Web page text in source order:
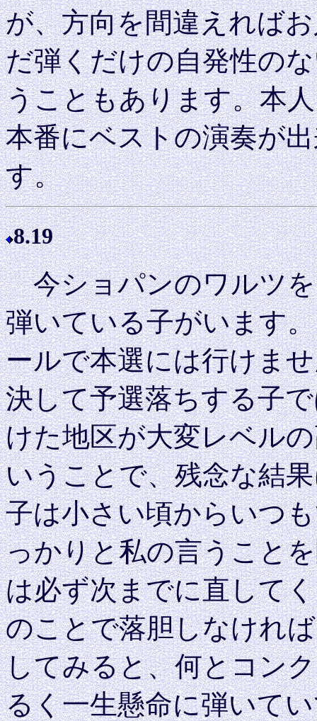
が、方向を間違えれば
だ弾くだけの自発性の
うこともあります。本
本番にベストの演奏が
す。
8.19
今ショパンのワルツを
弾いている子がいます
ールで本選には行けま
決して予選落ちする子
けた地区が大変レベル
いうことで、残念な結
子は小さい頃からいつ
っかりと私の言うこと
は必ず次までに直して
のことで落胆しなけれ
してみると、何とコン
るく一生懸命に弾いて